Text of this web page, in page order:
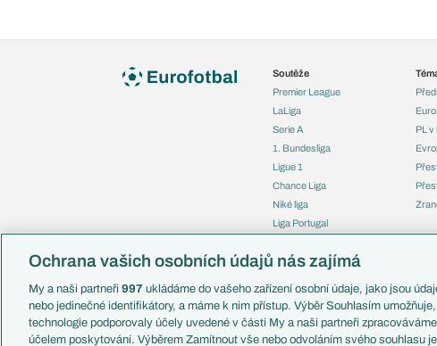
Soutěže
Premier League
LaLiga
Serie A
1. Bundesliga
Ligue 1
Chance Liga
Niké liga
Liga Portugal
Liga mistrů
Mistrovství světa
Liga národů
PL
Ochrana vašich osobních údajů nás zajímá
My a naši partneři 997 ukládáme do vašeho zařízení osobní údaje, jako jsou
nebo jedinečné identifikátory, a máme k nim přístup. Výběr Souhlasím
technologie podporovaly účely uvedené v části My a naši partneři
účelem poskytování. Výběrem Zamítnout vše nebo odvoláním svého souhlasu